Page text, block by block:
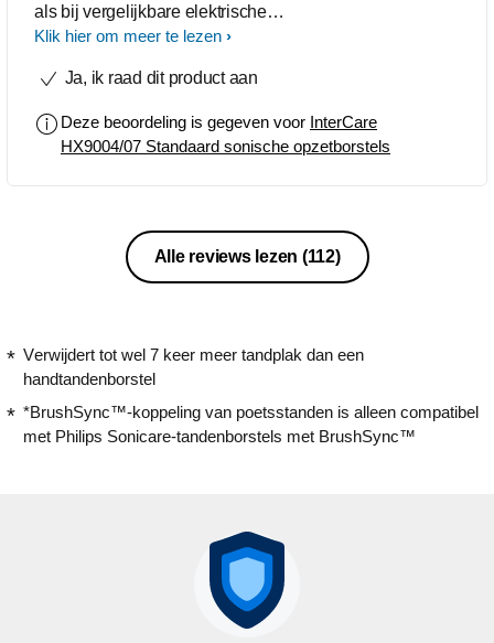
als bij vergelijkbare elektrische
tandenborstels.
Klik hier om meer te lezen
Ja, ik raad dit product aan
Deze beoordeling is gegeven voor InterCare
HX9004/07 Standaard sonische opzetborstels
Alle reviews lezen (112)
Verwijdert tot wel 7 keer meer tandplak dan een
handtandenborstel
*BrushSync™-koppeling van poetsstanden is alleen compatibel
met Philips Sonicare-tandenborstels met BrushSync™